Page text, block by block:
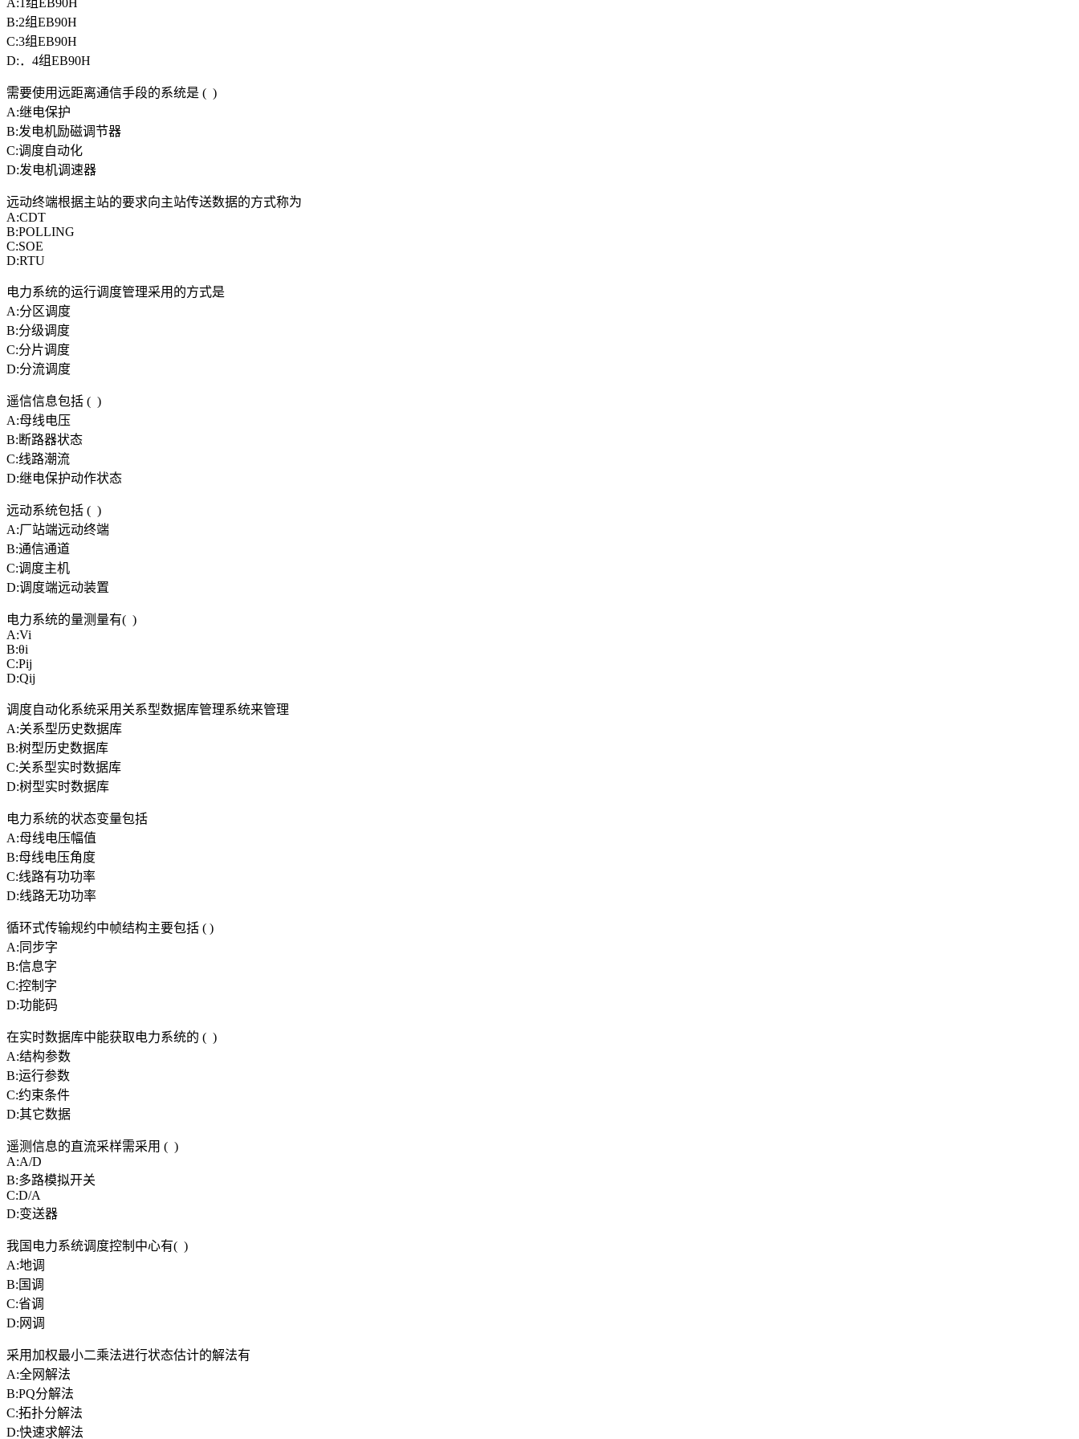
B:2组EB90H
C:3组EB90H
D:．4组EB90H
需要使用远距离通信手段的系统是 ( )
A:继电保护
B:发电机励磁调节器
C:调度自动化
D:发电机调速器
远动终端根据主站的要求向主站传送数据的方式称为
A:CDT
B:POLLING
C:SOE
D:RTU
电力系统的运行调度管理采用的方式是
A:分区调度
B:分级调度
C:分片调度
D:分流调度
遥信信息包括 ( )
A:母线电压
B:断路器状态
C:线路潮流
D:继电保护动作状态
远动系统包括 ( )
A:厂站端远动终端
B:通信通道
C:调度主机
D:调度端远动装置
电力系统的量测量有( )
A:Vi
B:θi
C:Pij
D:Qij
调度自动化系统采用关系型数据库管理系统来管理
A:关系型历史数据库
B:树型历史数据库
C:关系型实时数据库
D:树型实时数据库
电力系统的状态变量包括
A:母线电压幅值
B:母线电压角度
C:线路有功功率
D:线路无功功率
循环式传输规约中帧结构主要包括 ( )
A:同步字
B:信息字
C:控制字
D:功能码
在实时数据库中能获取电力系统的 ( )
A:结构参数
B:运行参数
C:约束条件
D:其它数据
遥测信息的直流采样需采用 ( )
A:A/D
B:多路模拟开关
C:D/A
D:变送器
我国电力系统调度控制中心有( )
A:地调
B:国调
C:省调
D:网调
采用加权最小二乘法进行状态估计的解法有
A:全网解法
B:PQ分解法
C:拓扑分解法
D:快速求解法